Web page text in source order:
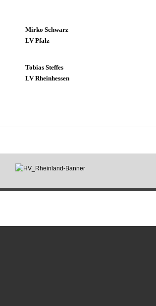
Mirko Schwarz
LV Pfalz
Tobias Steffes
LV Rheinhessen